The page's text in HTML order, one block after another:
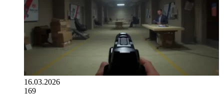
16.03.2026
169